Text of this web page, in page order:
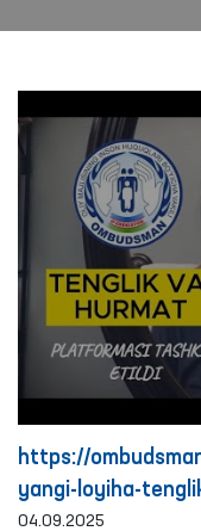
https://
yangi-loyiha-
04.09.2025